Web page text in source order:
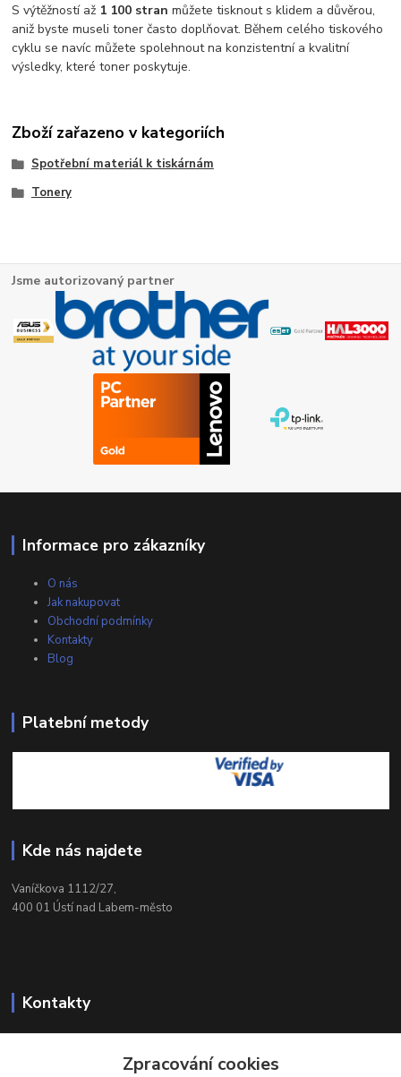
S výtěžností až 1 100 stran můžete tisknout s klidem a důvěrou,
aniž byste museli toner často doplňovat. Během celého tiskového
cyklu se navíc můžete spolehnout na konzistentní a kvalitní
výsledky, které toner poskytuje.
Zboží zařazeno v kategoriích
Spotřební materiál k tiskárnám
Tonery
Jsme autorizovaný partner
Informace pro zákazníky
O nás
Jak nakupovat
Obchodní podmínky
Kontakty
Blog
Platební metody
Kde nás najdete
Vaníčkova 1112/27,
400 01 Ústí nad Labem-město
Kontakty
Zpracování cookies